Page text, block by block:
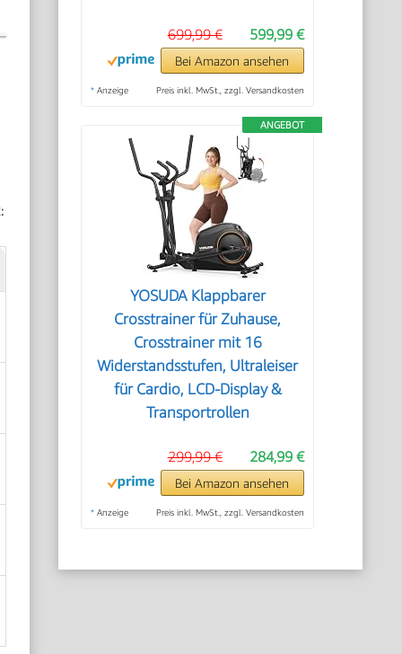
599,99 €
699,99 €
Bei Amazon ansehen
* Anzeige Preis inkl. MwSt., zzgl. Versandkosten
ANGEBOT
YOSUDA ​​Klappbarer
Crosstrainer für Zuhause,
Crosstrainer mit 16
Widerstandsstufen, Ultraleiser
für Cardio, LCD-Display &
Transportrollen
284,99 €
299,99 €
Bei Amazon ansehen
* Anzeige Preis inkl. MwSt., zzgl. Versandkosten